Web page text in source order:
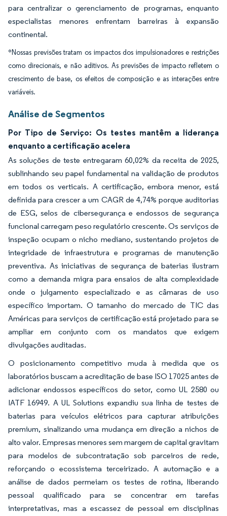
para centralizar o gerenciamento de programas, enquanto
especialistas menores enfrentam barreiras à expansão
continental.
*Nossas previsões tratam os impactos dos impulsionadores e restrições
como direcionais, e não aditivos. As previsões de impacto refletem o
crescimento de base, os efeitos de composição e as interações entre
variáveis.
Análise de Segmentos
Por Tipo de Serviço: Os testes mantêm a liderança
enquanto a certificação acelera
As soluções de teste entregaram 60,02% da receita de 2025,
sublinhando seu papel fundamental na validação de produtos
em todos os verticais. A certificação, embora menor, está
definida para crescer a um CAGR de 4,74% porque auditorias
de ESG, selos de cibersegurança e endossos de segurança
funcional carregam peso regulatório crescente. Os serviços de
inspeção ocupam o nicho mediano, sustentando projetos de
integridade de infraestrutura e programas de manutenção
preventiva. As iniciativas de segurança de baterias ilustram
como a demanda migra para ensaios de alta complexidade
onde o julgamento especializado e as câmaras de uso
específico importam. O tamanho do mercado de TIC das
Américas para serviços de certificação está projetado para se
ampliar em conjunto com os mandatos que exigem
divulgações auditadas.
O posicionamento competitivo muda à medida que os
laboratórios buscam a acreditação de base ISO 17025 antes de
adicionar endossos específicos do setor, como UL 2580 ou
IATF 16949. A UL Solutions expandiu sua linha de testes de
baterias para veículos elétricos para capturar atribuições
premium, sinalizando uma mudança em direção a nichos de
alto valor. Empresas menores sem margem de capital gravitam
para modelos de subcontratação sob parceiros de rede,
reforçando o ecossistema terceirizado. A automação e a
análise de dados permeiam os testes de rotina, liberando
pessoal qualificado para se concentrar em tarefas
interpretativas, mas a escassez de pessoal em disciplinas